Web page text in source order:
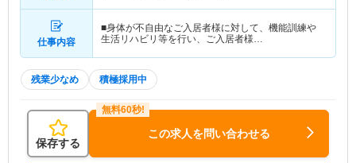
仕事内容
■身体が不自由なご入居者様に対して、機能訓練や
生活リハビリ等を行い、ご入居者様…
残業少なめ 積極採用中
保存する
この求人を問い合わせる